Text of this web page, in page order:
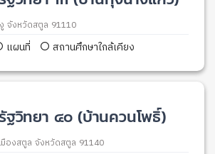
จังหวัดสตูล 91110
แผนที่ สถานศึกษาใกล้เคียง
ฐวิทยา ๔๐ (บ้านควนโพธิ์)
มืองสตูล จังหวัดสตูล 91140